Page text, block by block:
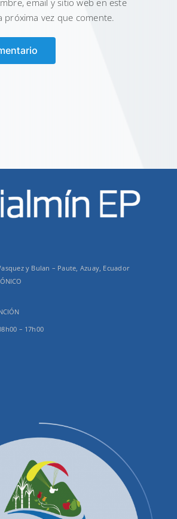
email y sitio web en este
próxima vez que comente.
y Bulan – Paute, Azuay, Ecuador
– 17h00